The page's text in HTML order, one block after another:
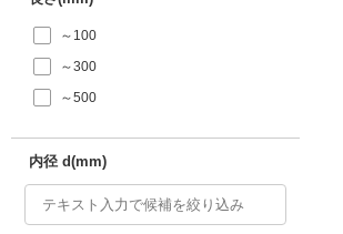
～100
～300
～500
内径 d(mm)